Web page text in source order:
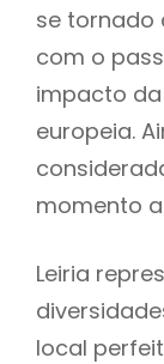
se tornado
com o
impacto
europeia.
momento
Leiria
local